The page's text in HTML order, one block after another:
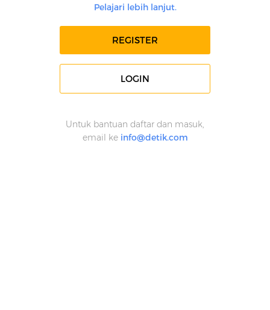
Pelajari lebih lanjut.
REGISTER
LOGIN
Untuk bantuan daftar dan masuk,
email ke info@detik.com